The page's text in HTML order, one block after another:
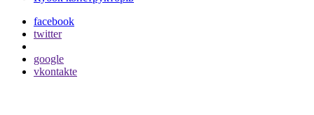
facebook
twitter
google
vkontakte